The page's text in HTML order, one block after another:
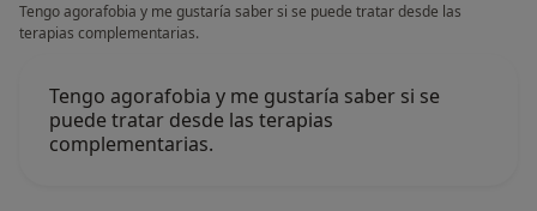
Tengo agorafobia y me gustaría saber si se puede tratar desde las
terapias complementarias.
Tengo agorafobia y me gustaría saber si se
puede tratar desde las terapias
complementarias.